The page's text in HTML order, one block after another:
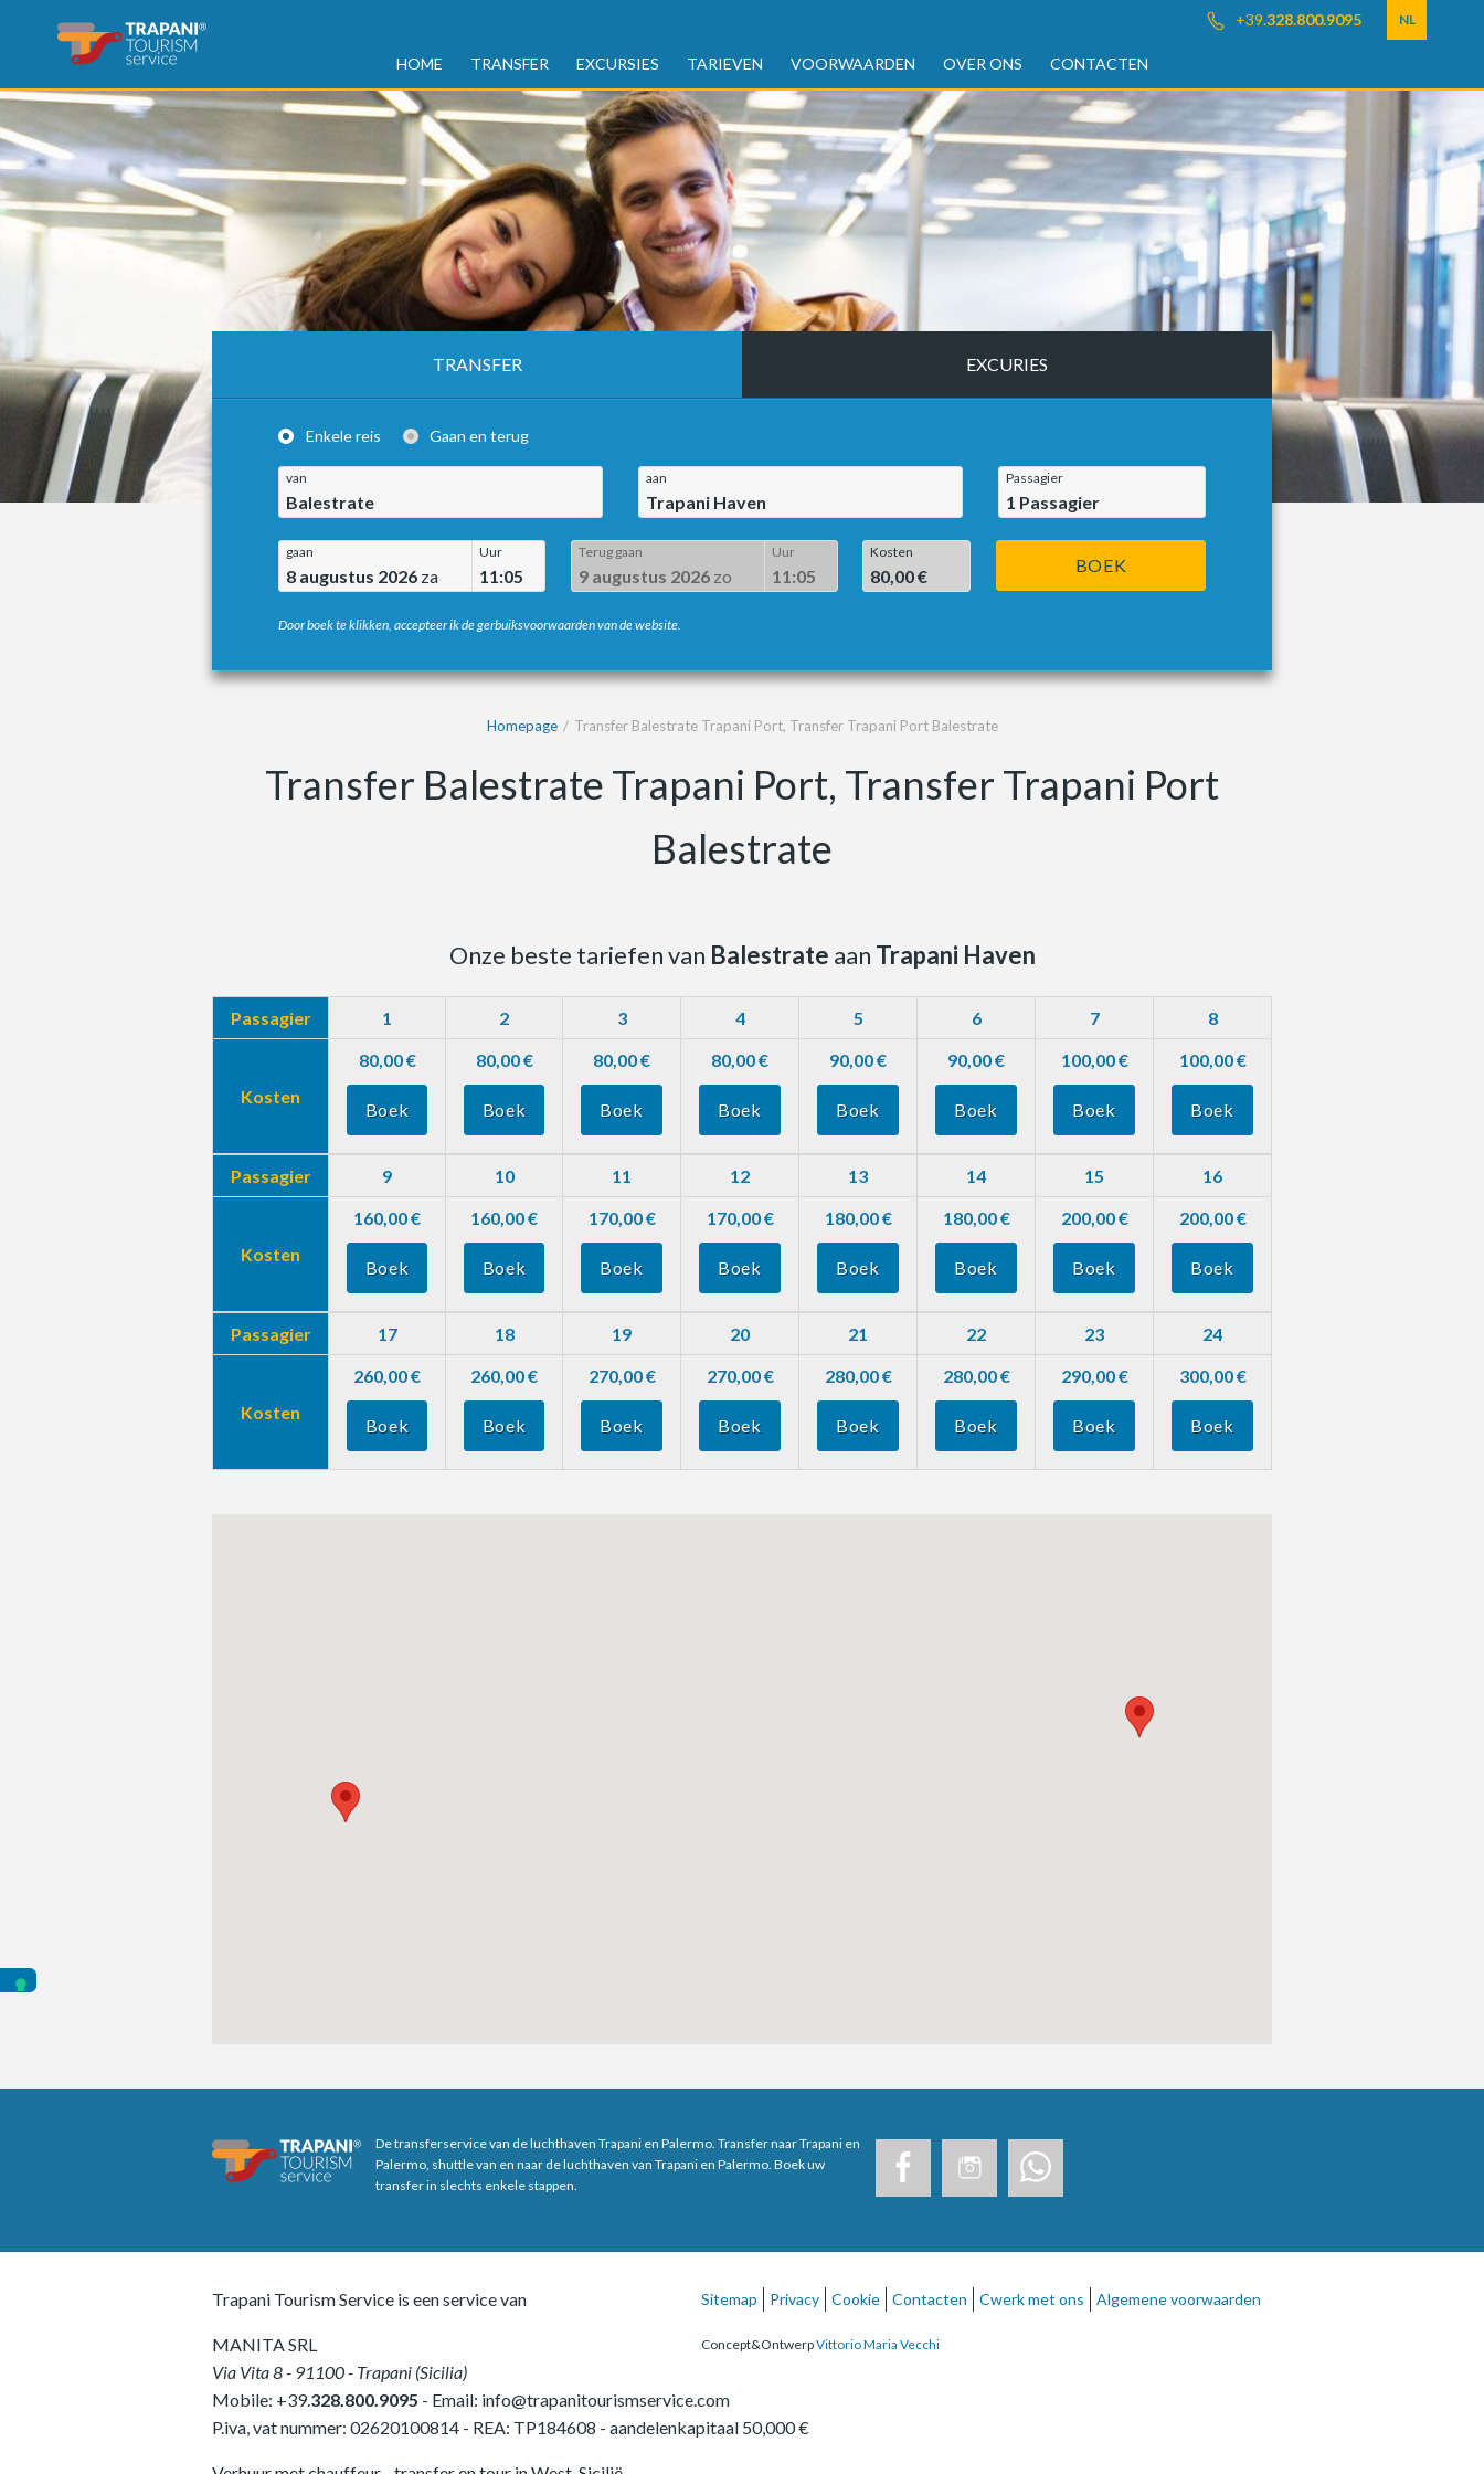
+39.328.800.9095 NL
HOME TRANSFER EXCURSIES TARIEVEN VOORWAARDEN OVER ONS CONTACTEN
TRANSFER EXCURIES
Enkele reis Gaan en terug
van
Balestrate
aan
Trapani Haven
Passagier
1 Passagier
gaan
8 augustus 2026 za
Uur
11:05
Terug gaan
9 augustus 2026 zo
Uur
11:05
Kosten
80,00 €
BOEK
Door boek te klikken, accepteer ik de gerbuiksvoorwaarden van de website.
Homepage Transfer Balestrate Trapani Port, Transfer Trapani Port Balestrate
Transfer Balestrate Trapani Port, Transfer Trapani Port
Balestrate
Onze beste tariefen van Balestrate aan Trapani Haven
Passagier 1 2 3 4 5 6 7 8
Kosten
80,00 €
Boek
80,00 €
Boek
80,00 €
Boek
80,00 €
Boek
90,00 €
Boek
90,00 €
Boek
100,00 €
Boek
100,00 €
Boek
Passagier 9 10 11 12 13 14 15 16
Kosten
160,00 €
Boek
160,00 €
Boek
170,00 €
Boek
170,00 €
Boek
180,00 €
Boek
180,00 €
Boek
200,00 €
Boek
200,00 €
Boek
Passagier 17 18 19 20 21 22 23 24
Kosten
260,00 €
Boek
260,00 €
Boek
270,00 €
Boek
270,00 €
Boek
280,00 €
Boek
280,00 €
Boek
290,00 €
Boek
300,00 €
Boek
De transferservice van de luchthaven Trapani en Palermo. Transfer naar Trapani en
Palermo, shuttle van en naar de luchthaven van Trapani en Palermo. Boek uw
transfer in slechts enkele stappen.
Trapani Tourism Service is een service van
MANITA SRL
Via Vita 8- 91100- Trapani (Sicilia)
Mobile: +39.328.800.9095 - Email: info@trapanitourismservice.com
P.iva, vat nummer: 02620100814 - REA: TP184608 - aandelenkapitaal 50,000 €
Sitemap Privacy Cookie Contacten Cwerk met ons Algemene voorwaarden
Concept&OntwerpVittorio Maria Vecchi